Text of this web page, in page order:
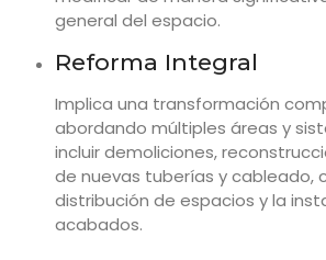
general del espacio.
Reforma Integral
Implica una transformación
abordando múltiples áreas y
incluir demoliciones,
de nuevas tuberías y cableado,
distribución de espacios y la
acabados.